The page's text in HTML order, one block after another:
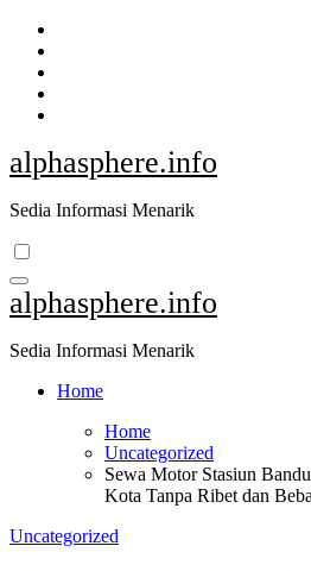
Skip
content
alphasphere.info
Sedia Informasi Menarik
alphasphere.info
Sedia Informasi Menarik
Home
Home
Uncategorized
Sewa Motor Stasiun
Kota Tanpa Ribet dan
Uncategorized